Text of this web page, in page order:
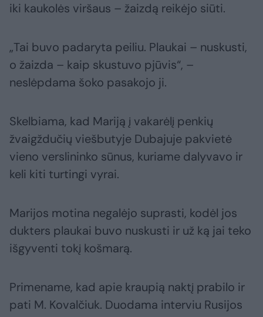
iki kaukolės viršaus – žaizdą reikėjo siūti.
„Tai buvo padaryta peiliu. Plaukai – nuskusti,
o žaizda – kaip skustuvo pjūvis“, –
neslėpdama šoko pasakojo ji.
Skelbiama, kad Mariją į vakarėlį penkių
žvaigždučių viešbutyje Dubajuje pakvietė
vieno verslininko sūnus, kuriame dalyvavo ir
keli kiti turtingi vyrai.
Marijos motina negalėjo suprasti, kodėl jos
dukters plaukai buvo nuskusti ir už ką jai teko
išgyventi tokį košmarą.
Primename, kad apie kraupią naktį prabilo ir
pati M. Kovalčiuk. Duodama interviu Rusijos